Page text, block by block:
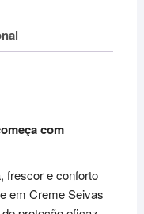
com
frescor e conforto
em Creme Seivas